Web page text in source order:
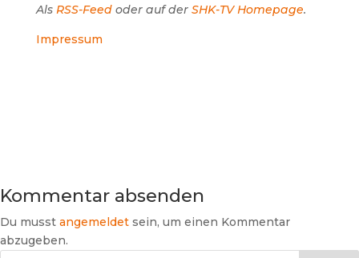
Als RSS-Feedoder auf der SHK-TV Homepage.
Impressum
Kommentar absenden
Du musst angemeldet sein, um einen Kommentar
abzugeben.